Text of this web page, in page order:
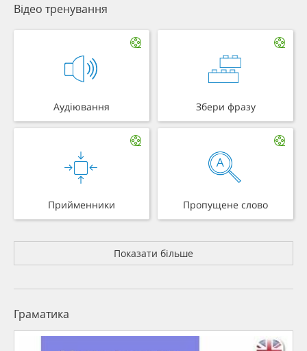
Відео тренування
Аудіювання Збери фразу
Прийменники Пропущене слово
Показати більше
Граматика